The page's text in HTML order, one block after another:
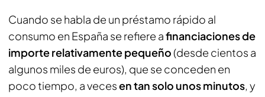
Cuando se habla de un préstamo rápido al
consumo en España se refiere afinanciaciones de
importe relativamente pequeño(desde cientos a
algunos miles de euros), que se conceden en
poco tiempo, a vecesen tan solo unos minutos, y